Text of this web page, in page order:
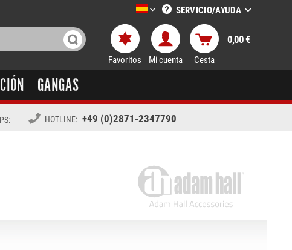
LTT-Versand spanisch
SERVICIO/AYUDA
Favoritos Mi cuenta Cesta
0,00 €
GANGAS
: HOTLINE: +49 (0)2871-2347790